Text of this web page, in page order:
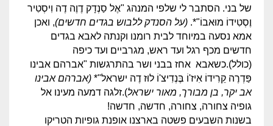
של בני. הסתבר לי שלפי המנהג "אֶל סַנְדָק דֶוֶה דֶה וִיסְטִיר
וֶסְטִידוֹ מוּאבוֹ"*. (על הסנדק ללבוש בגדים חדשים), ואכן
אמא נסעה במיוחד לבית רומנו וקנתה לאבא בגדים
חדשים מכף רגל ועד ראש, מגרביים ועד כיפה
(כולל).כשאבא אחז בבני ושר בהתרגשות "אברהם אבינו
פַּדְרֶה קֵרִידוֹ אִיז'וֹ בֶּנְדִיצ'וֹ לוּז דֶה ישראל"* (אברהם אבינו
אב יקר, בן מבורך, מאור ישראל).זלגה דמעה מעינו אל
גופיה צחורה, צחורה, חדשה, חדשה!
בשנות השבעים פשטה בארצנו אופנת גופיות הטריקו